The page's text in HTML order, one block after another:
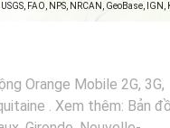
FAO, NPS, NRCAN, GeoBase,
Orange Mobile 2G, 3G,
. Xem thêm: Bản đồ